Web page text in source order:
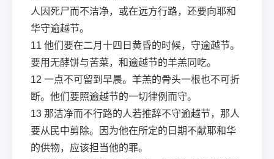
人因死尸而不洁净，或在远方行路，还要向耶和
华守逾越节。
11 他们要在二月十四日黄昏的时候，守逾越节。
要用无酵饼与苦菜，和逾越节的羊羔同吃。
12 一点不可留到早晨。羊羔的骨头一根也不可折
断。他们要照逾越节的一切律例而守。
13 那洁净而不行路的人若推辞不守逾越节，那人
要从民中剪除。因为他在所定的日期不献耶和华
的供物，应该担当他的罪。